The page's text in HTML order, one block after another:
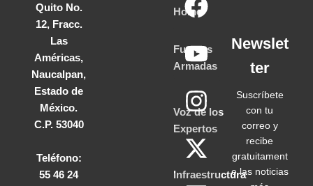
Quito No.
12, Fracc.
Las
Américas,
Naucalpan,
Estado de
México.
C.P. 53040
Teléfono:
55 46 24
Home
Fuerzas
Armadas
Voz de los
Expertos
Infraestructura
Newslet
ter
Suscríbete
con tu
correo y
recibe
gratuitament
e las noticias